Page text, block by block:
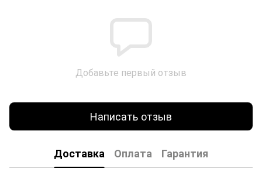
Добавьте первый отзыв
Написать отзыв
Доставка Оплата Гарантия